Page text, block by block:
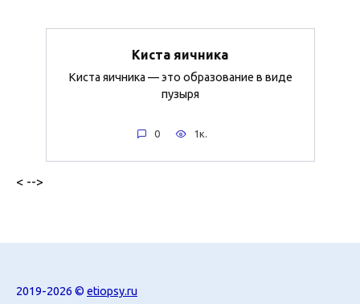
Киста яичника
Киста яичника — это образование в виде
пузыря
0 1к.
< -->
2019-2026 © etiopsy.ru